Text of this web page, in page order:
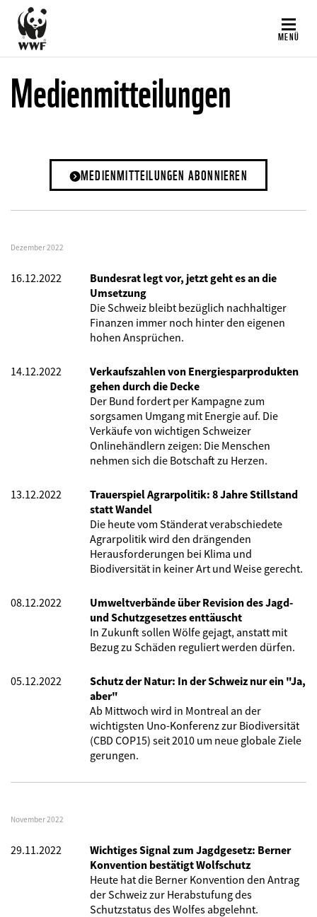
Direkt
zum
Inhalt
MENÜ
Medienmitteilungen
MEDIENMITTEILUNGEN ABONNIEREN
Dezember 2022
16.12.2022
Bundesrat legt vor, jetzt geht es an die
Umsetzung
Die Schweiz bleibt bezüglich nachhaltiger
Finanzen immer noch hinter den eigenen
hohen Ansprüchen.
14.12.2022
Verkaufszahlen von Energiesparprodukten
gehen durch die Decke
Der Bund fordert per Kampagne zum
sorgsamen Umgang mit Energie auf. Die
Verkäufe von wichtigen Schweizer
Onlinehändlern zeigen: Die Menschen
nehmen sich die Botschaft zu Herzen.
13.12.2022
Trauerspiel Agrarpolitik: 8 Jahre Stillstand
statt Wandel
Die heute vom Ständerat verabschiedete
Agrarpolitik wird den drängenden
Herausforderungen bei Klima und
Biodiversität in keiner Art und Weise gerecht.
08.12.2022
Umweltverbände über Revision des Jagd-
und Schutzgesetzes enttäuscht
In Zukunft sollen Wölfe gejagt, anstatt mit
Bezug zu Schäden reguliert werden dürfen.
05.12.2022
Schutz der Natur: In der Schweiz nur ein "Ja,
aber"
Ab Mittwoch wird in Montreal an der
wichtigsten Uno-Konferenz zur Biodiversität
(CBD COP15) seit 2010 um neue globale Ziele
gerungen.
November 2022
29.11.2022
Wichtiges Signal zum Jagdgesetz: Berner
Konvention bestätigt Wolfschutz
Heute hat die Berner Konvention den Antrag
der Schweiz zur Herabstufung des
Schutzstatus des Wolfes abgelehnt.